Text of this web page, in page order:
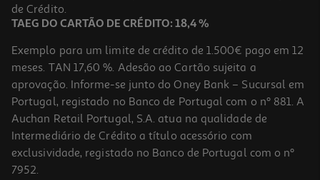
de Crédito.
TAEG DO CARTÃO DE CRÉDITO: 18,4 %
Exemplo para um limite de crédito de 1.500€ pago em 12
meses. TAN 17,60 %. Adesão ao Cartão sujeita a
aprovação. Informe-se junto do Oney Bank – Sucursal em
Portugal, registado no Banco de Portugal com o nº 881. A
Auchan Retail Portugal, S.A. atua na qualidade de
Intermediário de Crédito a título acessório com
exclusividade, registado no Banco de Portugal com o nº
7952.